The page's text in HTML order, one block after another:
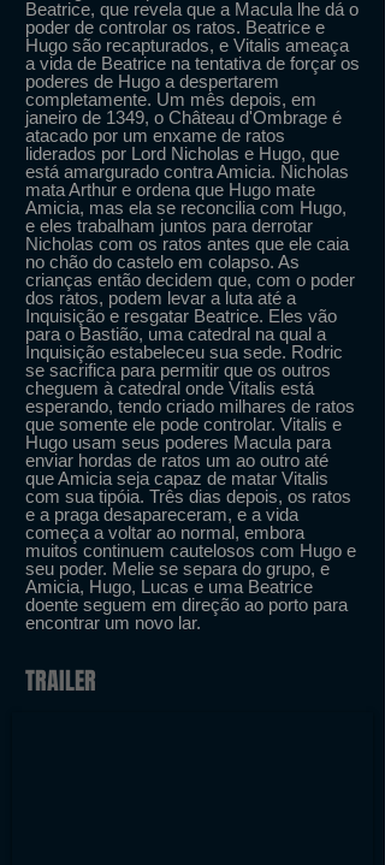
Beatrice, que revela que a Macula lhe dá o
poder de controlar os ratos. Beatrice e
Hugo são recapturados, e Vitalis ameaça
a vida de Beatrice na tentativa de forçar os
poderes de Hugo a despertarem
completamente. Um mês depois, em
janeiro de 1349, o Château d'Ombrage é
atacado por um enxame de ratos
liderados por Lord Nicholas e Hugo, que
está amargurado contra Amicia. Nicholas
mata Arthur e ordena que Hugo mate
Amicia, mas ela se reconcilia com Hugo,
e eles trabalham juntos para derrotar
Nicholas com os ratos antes que ele caia
no chão do castelo em colapso. As
crianças então decidem que, com o poder
dos ratos, podem levar a luta até a
Inquisição e resgatar Beatrice. Eles vão
para o Bastião, uma catedral na qual a
Inquisição estabeleceu sua sede. Rodric
se sacrifica para permitir que os outros
cheguem à catedral onde Vitalis está
esperando, tendo criado milhares de ratos
que somente ele pode controlar. Vitalis e
Hugo usam seus poderes Macula para
enviar hordas de ratos um ao outro até
que Amicia seja capaz de matar Vitalis
com sua tipóia. Três dias depois, os ratos
e a praga desapareceram, e a vida
começa a voltar ao normal, embora
muitos continuem cautelosos com Hugo e
seu poder. Melie se separa do grupo, e
Amicia, Hugo, Lucas e uma Beatrice
doente seguem em direção ao porto para
encontrar um novo lar.
TRAILER